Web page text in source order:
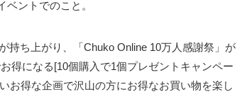
ントでのこと。
持ち上がり、「Chuko Online 10万人感謝祭」が
得になる[10個購入で1個プレゼントキャンペー
お得な企画で沢山の方にお得なお買い物を楽し